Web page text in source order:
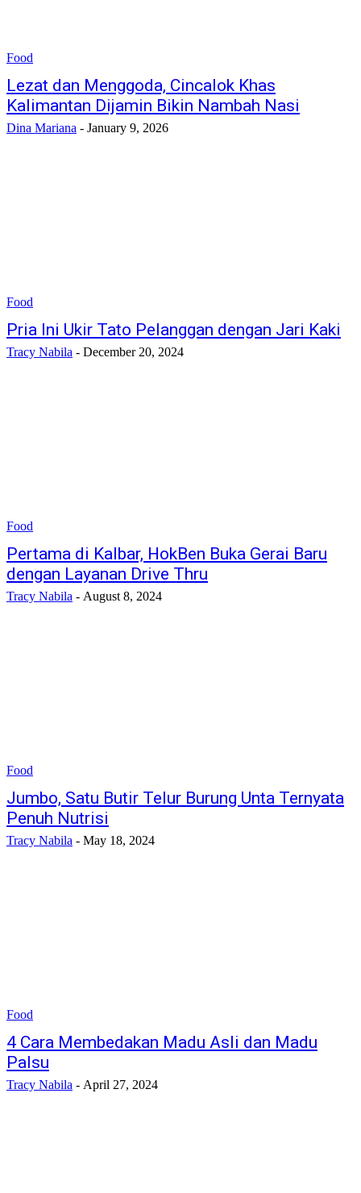
Food
Lezat dan Menggoda, Cincalok Khas
Kalimantan Dijamin Bikin Nambah Nasi
Dina Mariana - January 9, 2026
Food
Pria Ini Ukir Tato Pelanggan dengan Jari Kaki
Tracy Nabila - December 20, 2024
Food
Pertama di Kalbar, HokBen Buka Gerai Baru
dengan Layanan Drive Thru
Tracy Nabila - August 8, 2024
Food
Jumbo, Satu Butir Telur Burung Unta Ternyata
Penuh Nutrisi
Tracy Nabila - May 18, 2024
Food
4 Cara Membedakan Madu Asli dan Madu
Palsu
Tracy Nabila - April 27, 2024